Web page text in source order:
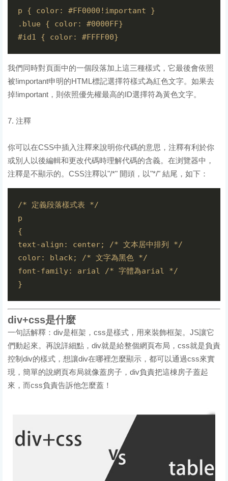
p { color: #FF0000!important }
.blue { color: #0000FF}
我們同時對頁面中的一個段落加上這三種樣式，它最後會依照
被!important申明的HTML標記選擇符樣式為紅色文字。如果去
掉!important，則依照優先權最高的ID選擇符為黃色文字。
7. 注釋
你可以在CSS中插入注釋來說明你代碼的意思，注釋有利於你
或別人以後編輯和更改代碼時理解代碼的含義。在浏覽器中，
注釋是不顯示的。CSS注釋以"/*" 開頭，以"*/" 結尾，如下：
/* 定義段落樣式表 */
p
{
text-align: center; /* 文本居中排列 */
color: black; /* 文字為黑色 */
font-family: arial /* 字體為arial */
div+css是什麼
一句話解釋：div是框架，css是樣式，用來裝飾框架。JS讓它
們動起來。再說詳細點，div就是給整個網頁布局，css就是負責
控制div的樣式，想讓div在哪裡怎麼顯示，都可以通過css來實
現，簡單的說網頁布局就像蓋房子，div負責把這棟房子蓋起
來，而css負責告訴他怎麼蓋！